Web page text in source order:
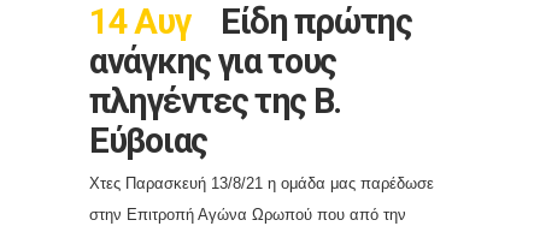
14 Αυγ
Είδη πρώτης
ανάγκης για τους
πληγέντες της Β.
Εύβοιας
Χτες Παρασκευή 13/8/21 η ομάδα μας παρέδωσε
στην Επιτροπή Αγώνα Ωρωπού που από την